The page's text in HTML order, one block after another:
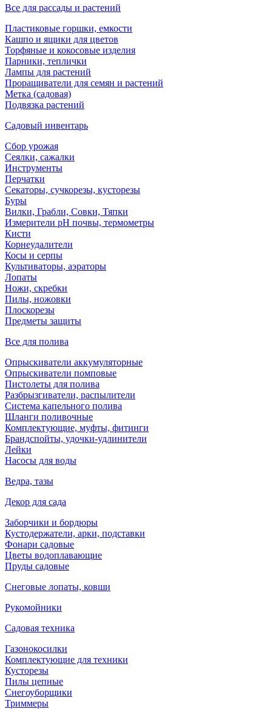
Все для рассады и растений
Пластиковые горшки, емкости
Кашпо и ящики для цветов
Торфяные и кокосовые изделия
Парники, теплички
Лампы для растений
Проращиватели для семян и растений
Метка (садовая)
Подвязка растений
Садовый инвентарь
Сбор урожая
Сеялки, сажалки
Инструменты
Перчатки
Секаторы, сучкорезы, кусторезы
Буры
Вилки, Грабли, Совки, Тяпки
Измерители pH почвы, термометры
Кисти
Корнеудалители
Косы и серпы
Культиваторы, аэраторы
Лопаты
Ножи, скребки
Пилы, ножовки
Плоскорезы
Предметы защиты
Все для полива
Опрыскиватели аккумуляторные
Опрыскиватели помповые
Пистолеты для полива
Разбрызгиватели, распылители
Система капельного полива
Шланги поливочные
Комплектующие, муфты, фитинги
Брандспойты, удочки-удлинители
Лейки
Насосы для воды
Ведра, тазы
Декор для сада
Заборчики и бордюры
Кустодержатели, арки, подставки
Фонари садовые
Цветы водоплавающие
Пруды садовые
Снеговые лопаты, ковши
Рукомойники
Садовая техника
Газонокосилки
Комплектующие для техники
Кусторезы
Пилы цепные
Снегоуборщики
Триммеры